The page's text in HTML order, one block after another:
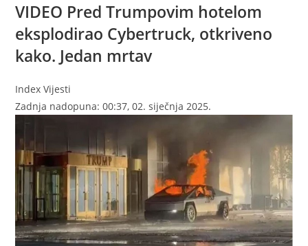
VIDEO Pred Trumpovim hotelom
eksplodirao Cybertruck, otkriveno
kako. Jedan mrtav
Index Vijesti
Zadnja nadopuna: 00:37, 02. siječnja 2025.